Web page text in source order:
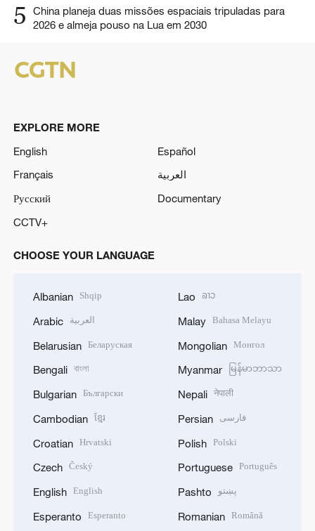
5
China planeja duas missões espaciais tripuladas para
2026 e almeja pouso na Lua em 2030
EXPLORE MORE
English
Español
Français
العربية
Русский
Documentary
CCTV+
CHOOSE YOUR LANGUAGE
Albanian Shqip
Arabic العربية
Belarusian Беларуская
Bengali বাংলা
Bulgarian Български
Cambodian ខ្មែរ
Croatian Hrvatski
Czech Český
English English
Esperanto Esperanto
Lao ລາວ
Malay Bahasa Melayu
Mongolian Монгол
Myanmar မြန်မာဘာသာ
Nepali नेपाली
Persian فارسی
Polish Polski
Portuguese Português
Pashto پښتو
Romanian Română